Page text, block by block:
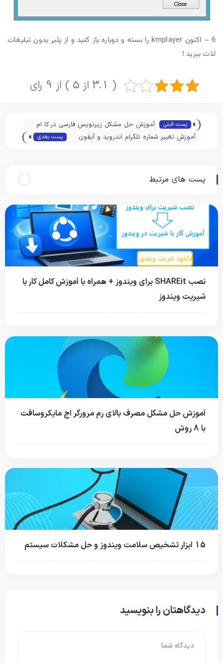
6 – اکنون kmplayer را بسته و دوباره باز کنید و از پلیر بدون تبلیغات
لذت ببرید !
( 3.1 از 5 ) از 9 رای
« پست قبلی
آموزش حل مشکل زیرنویس فارسی در کا ام
پلیر KMPlayer
آموزش تغییر شماره تلگرام اندروید و آیفون
پست بعدی »
پست های مرتبط
نصب SHAREit برای ویندوز + همراه با آموزش کامل کار با
شیریت ویندوز
آموزش حل مشکل مصرف بالای رم مرورگر اج مایکروسافت
با 8 روش
15 ابزار تشخیص سلامت ویندوز و حل مشکلات سیستم
دیدگاهتان را بنویسید